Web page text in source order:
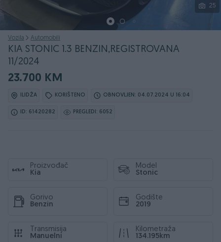
25
Vozila Automobili
KIA STONIC 1.3 BENZIN,REGISTROVANA
11/2024
23.700 KM
ILIDŽA KORIŠTENO OBNOVLJEN: 04.07.2024 U 16:04
ID: 61420282 PREGLEDI: 6052
Proizvođač
Kia
Model
Stonic
Gorivo
Benzin
Godište
2019
Transmisija
Manuelni
Kilometraža
134.195km